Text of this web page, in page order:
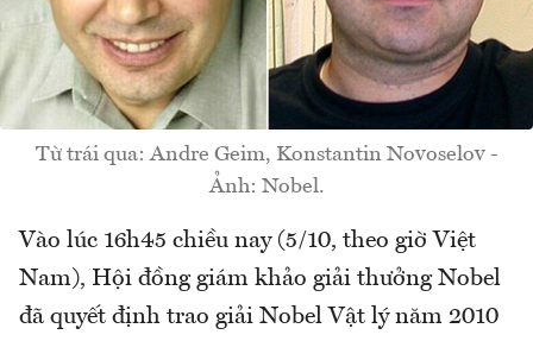
Từ trái qua: Andre Geim, Konstantin Novoselov -
Ảnh: Nobel.
Vào lúc 16h45 chiều nay (5/10, theo giờ Việt
Nam), Hội đồng giám khảo giải thưởng Nobel
đã quyết định trao giải Nobel Vật lý năm 2010